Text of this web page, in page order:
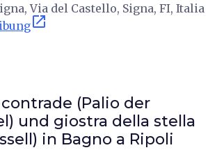
Via del Castello, Signa, FI, Italia
open_in_new
(Palio der
und giostra della stella
in Bagno a Ripoli